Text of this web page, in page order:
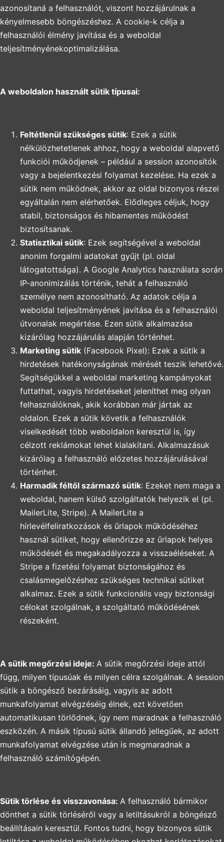
azonosítaná a felhasználót, viszont hozzájárulnak a
kényelmesebb böngészéshez. A cookie-k célja a
felhasználói élmény javítása és a weboldal
teljesítményénekoptimalizálása.
A weboldalon használt sütik típusai:
Feltétlenül szükséges sütik: Ezek a sütik
nélkülözhetetlenek ahhoz, hogy a weboldal alapvető
funkciói működjenek – például a session azonosítók
vagy a bejelentkezési folyamat kezelése. Ha ezek a
sütik nem működnek, akkor az oldal bizonyos részei
egyáltalán nem elérhetőek. Elődleges céljuk, hogy
stabil, biztonságos és hibamentes működést
biztosítsanak.
Statisztikai sütik: Ezek segítségével a weboldal
anonim forgalmi adatokat gyűjt (pl. oldal
látogatottsága). A Google Analytics használata során
IP-anonimizálás történik, tehát a felhasználó
személye nem azonosítható. Az adatok célja a
weboldal teljesítményének javítása és a felhasználói
útvonalak megértése. Ezen sütik alkalmazása
kizárólag hozzájárulás alapján történhet.
Marketing sütik (Facebook Pixel): Ezek a sütik a
hirdetések hatékonyságának mérését teszik lehetővé.
Segítségükkel a weboldal marketing kampányokat
futtathat, vagyis hirdetéseket jeleníthet meg olyan
felhasználóknak, akik korábban már jártak az
oldalon. Ezek a sütik követik a felhasználók
viselkedését több weboldalon keresztül is, így
célzott reklámokat lehet kialakítani. Alkalmazásuk
kizárólag a felhasználó előzetes hozzájárulásával
történhet.
Harmadik féltől származó sütik: Ezeket nem maga a
weboldal, hanem külső szolgáltatók helyezik el (pl.
MailerLite, Stripe). A MailerLite a
hírlevélfeliratkozások és űrlapok működéséhez
használ sütiket, hogy ellenőrizze az űrlapok helyes
működését és megakadályozza a visszaéléseket. A
Stripe a fizetési folyamat biztonságához és
csalásmegelőzéshez szükséges technikai sütiket
alkalmaz. Ezek a sütik funkcionális vagy biztonsági
célokat szolgálnak, a szolgáltató működésének
részeként.
A sütik megőrzési ideje: A sütik megőrzési ideje attól
függ, milyen típusúak és milyen célra szolgálnak. A session
sütik a böngésző bezárásáig, vagyis az adott
munkafolyamat elvégzéséig élnek, ezt követően
automatikusan törlődnek, így nem maradnak a felhasználó
eszközén. A másik típusú sütik állandó jellegűek, az adott
munkafolyamat elvégzése után is megmaradnak a
felhasználó számítógépén.
Sütik törlése és visszavonása: A felhasználó bármikor
dönthet a sütik törléséről vagy a letiltásukról a böngésző
beállításain keresztül. Fontos tudni, hogy bizonyos sütik